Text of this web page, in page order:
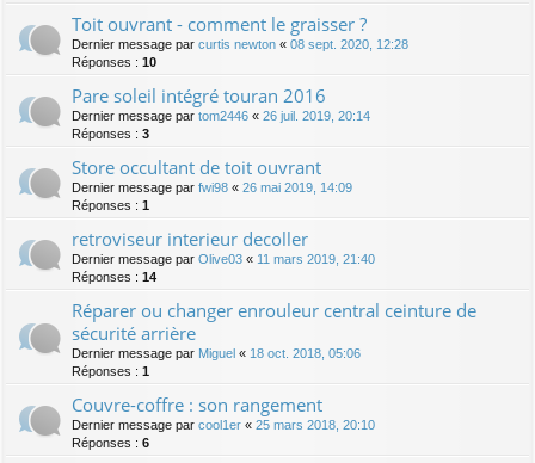
Toit ouvrant - comment le graisser ?
Dernier message par curtis newton « 08 sept. 2020, 12:28
Réponses : 10
Pare soleil intégré touran 2016
Dernier message par tom2446 « 26 juil. 2019, 20:14
Réponses : 3
Store occultant de toit ouvrant
Dernier message par fwi98 « 26 mai 2019, 14:09
Réponses : 1
retroviseur interieur decoller
Dernier message par Olive03 « 11 mars 2019, 21:40
Réponses : 14
Réparer ou changer enrouleur central ceinture de
sécurité arrière
Dernier message par Miguel « 18 oct. 2018, 05:06
Réponses : 1
Couvre-coffre : son rangement
Dernier message par cool1er « 25 mars 2018, 20:10
Réponses : 6